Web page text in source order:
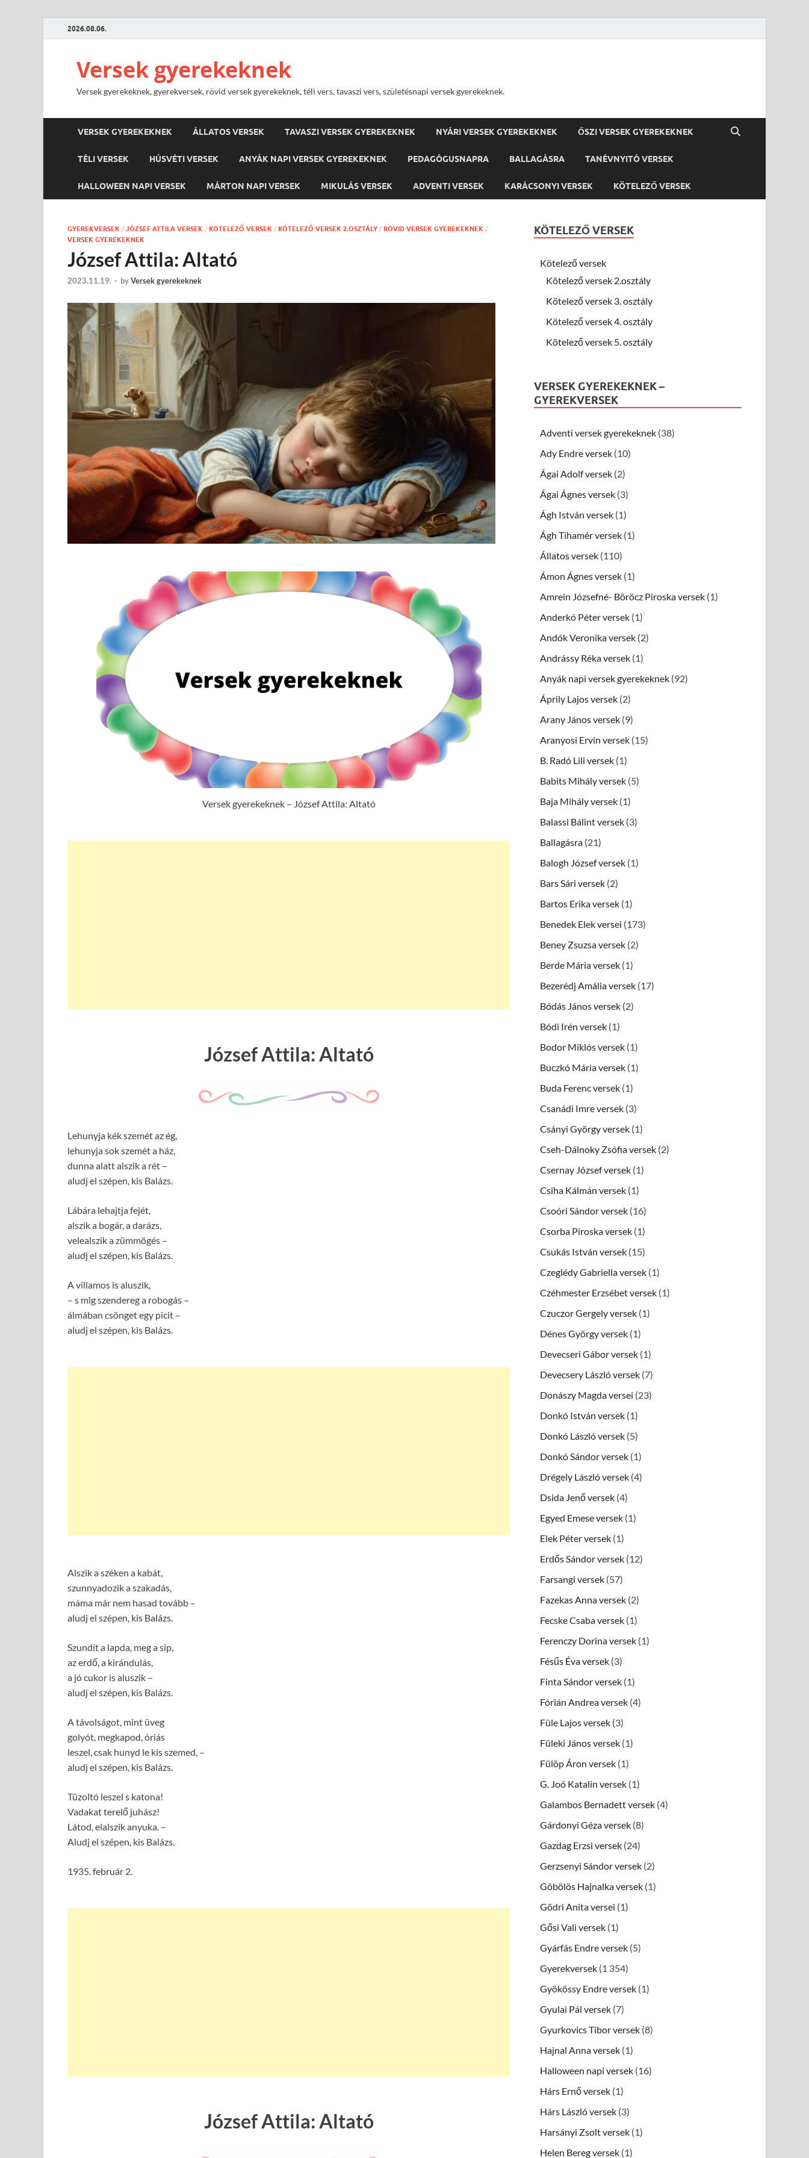
2026.08.06.
Versek gyerekeknek
Versek gyerekeknek, gyerekversek, rövid versek gyerekeknek, téli vers, tavaszi vers, születésnapi versek gyerekeknek.
VERSEK GYEREKEKNEK ÁLLATOS VERSEK TAVASZI VERSEK GYEREKEKNEK NYÁRI VERSEK GYEREKEKNEK ŐSZI VERSEK GYEREKEKNEK
TÉLI VERSEK HÚSVÉTI VERSEK ANYÁK NAPI VERSEK GYEREKEKNEK PEDAGÓGUSNAPRA BALLAGÁSRA TANÉVNYITÓ VERSEK
HALLOWEEN NAPI VERSEK MÁRTON NAPI VERSEK MIKULÁS VERSEK ADVENTI VERSEK KARÁCSONYI VERSEK KÖTELEZŐ VERSEK
GYEREKVERSEK / JÓZSEF ATTILA VERSEK / KÖTELEZŐ VERSEK / KÖTELEZŐ VERSEK 2.OSZTÁLY / RÖVID VERSEK GYEREKEKNEK /
VERSEK GYEREKEKNEK
József Attila: Altató
2023.11.19. - byVersek gyerekeknek
Versek gyerekeknek – József Attila: Altató
József Attila: Altató
Lehunyja kék szemét az ég,
lehunyja sok szemét a ház,
dunna alatt alszik a rét –
aludj el szépen, kis Balázs.
Lábára lehajtja fejét,
alszik a bogár, a darázs,
velealszik a zümmögés –
aludj el szépen, kis Balázs.
A villamos is aluszik,
– s mig szendereg a robogás –
álmában csönget egy picit –
aludj el szépen, kis Balázs.
Alszik a széken a kabát,
szunnyadozik a szakadás,
máma már nem hasad tovább –
aludj el szépen, kis Balázs.
Szundít a lapda, meg a sip,
az erdő, a kirándulás,
a jó cukor is aluszik –
aludj el szépen, kis Balázs.
A távolságot, mint üveg
golyót, megkapod, óriás
leszel, csak hunyd le kis szemed, –
aludj el szépen, kis Balázs.
Tüzoltó leszel s katona!
Vadakat terelő juhász!
Látod, elalszik anyuka. –
Aludj el szépen, kis Balázs.
1935. február 2.
József Attila: Altató
KÖTELEZŐ VERSEK
Kötelező versek
Kötelező versek 2.osztály
Kötelező versek 3. osztály
Kötelező versek 4. osztály
Kötelező versek 5. osztály
VERSEK GYEREKEKNEK –
GYEREKVERSEK
Adventi versek gyerekeknek (38)
Ady Endre versek (10)
Ágai Adolf versek (2)
Ágai Ágnes versek (3)
Ágh István versek (1)
Ágh Tihamér versek (1)
Állatos versek (110)
Ámon Ágnes versek (1)
Amrein Józsefné- Böröcz Piroska versek (1)
Anderkó Péter versek (1)
Andók Veronika versek (2)
Andrássy Réka versek (1)
Anyák napi versek gyerekeknek (92)
Áprily Lajos versek (2)
Arany János versek (9)
Aranyosi Ervin versek (15)
B. Radó Lili versek (1)
Babits Mihály versek (5)
Baja Mihály versek (1)
Balassi Bálint versek (3)
Ballagásra (21)
Balogh József versek (1)
Bars Sári versek (2)
Bartos Erika versek (1)
Benedek Elek versei (173)
Beney Zsuzsa versek (2)
Berde Mária versek (1)
Bezerédj Amália versek (17)
Bódás János versek (2)
Bódi Irén versek (1)
Bodor Miklós versek (1)
Buczkó Mária versek (1)
Buda Ferenc versek (1)
Csanádi Imre versek (3)
Csányi György versek (1)
Cseh-Dálnoky Zsófia versek (2)
Csernay József versek (1)
Csiha Kálmán versek (1)
Csoóri Sándor versek (16)
Csorba Piroska versek (1)
Csukás István versek (15)
Czeglédy Gabriella versek (1)
Czéhmester Erzsébet versek (1)
Czuczor Gergely versek (1)
Dénes György versek (1)
Devecseri Gábor versek (1)
Devecsery László versek (7)
Donászy Magda versei (23)
Donkó István versek (1)
Donkó László versek (5)
Donkó Sándor versek (1)
Drégely László versek (4)
Dsida Jenő versek (4)
Egyed Emese versek (1)
Elek Péter versek (1)
Erdős Sándor versek (12)
Farsangi versek (57)
Fazekas Anna versek (2)
Fecske Csaba versek (1)
Ferenczy Dorina versek (1)
Fésűs Éva versek (3)
Finta Sándor versek (1)
Fórián Andrea versek (4)
Füle Lajos versek (3)
Füleki János versek (1)
Fülöp Áron versek (1)
G. Joó Katalin versek (1)
Galambos Bernadett versek (4)
Gárdonyi Géza versek (8)
Gazdag Erzsi versek (24)
Gerzsenyi Sándor versek (2)
Göbölös Hajnalka versek (1)
Gödri Anita versei (1)
Gősi Vali versek (1)
Gyárfás Endre versek (5)
Gyerekversek (1 354)
Gyökössy Endre versek (1)
Gyulai Pál versek (7)
Gyurkovics Tibor versek (8)
Hajnal Anna versek (1)
Halloween napi versek (16)
Hárs Ernő versek (1)
Hárs László versek (3)
Harsányi Zsolt versek (1)
Helen Bereg versek (1)